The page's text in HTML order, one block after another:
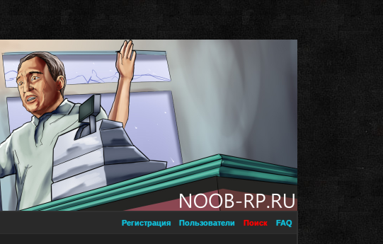
FAQ
Поиск
Пользователи
Регистрация